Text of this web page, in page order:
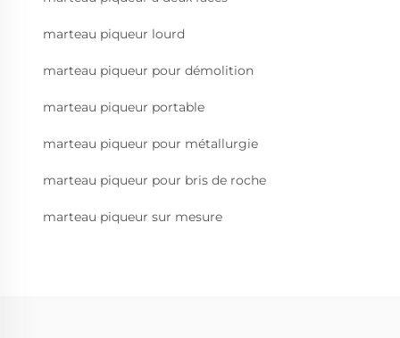
marteau piqueur lourd
marteau piqueur pour démolition
marteau piqueur portable
marteau piqueur pour métallurgie
marteau piqueur pour bris de roche
marteau piqueur sur mesure